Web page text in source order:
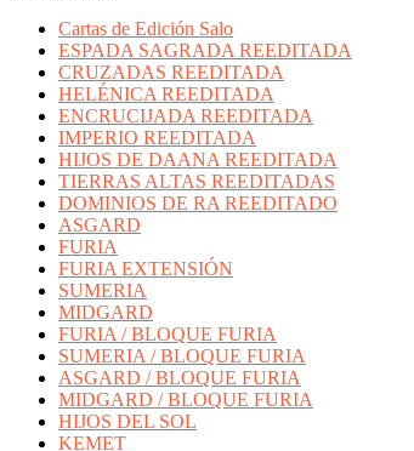
Cartas de Edición Salo
ESPADA SAGRADA REEDITADA
CRUZADAS REEDITADA
HELÉNICA REEDITADA
ENCRUCIJADA REEDITADA
IMPERIO REEDITADA
HIJOS DE DAANA REEDITADA
TIERRAS ALTAS REEDITADAS
DOMINIOS DE RA REEDITADO
ASGARD
FURIA
FURIA EXTENSIÓN
SUMERIA
MIDGARD
FURIA / BLOQUE FURIA
SUMERIA / BLOQUE FURIA
ASGARD / BLOQUE FURIA
MIDGARD / BLOQUE FURIA
HIJOS DEL SOL
KEMET